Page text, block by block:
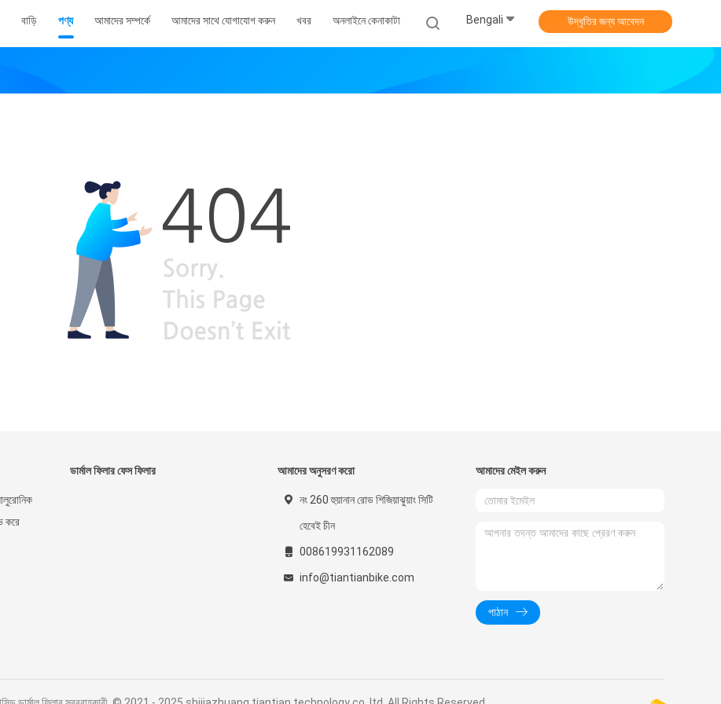
বাড়ি পণ্য আমাদের সম্পর্কে আমাদের সাথে যোগাযোগ করুন খবর অনলাইনে কেনাকাটা Bengali উদ্ধৃতির জন্য আবেদন
করে
ডার্মাল ফিলার ফেস ফিলার আমাদের অনুসরণ করো
নং 260 হুয়ানান রোড শিজিয়াঝুয়াং সিটি
হেবেই চীন
008619931162089
info@tiantianbike.com
আমাদের মেইল ​​করুন
পাঠান